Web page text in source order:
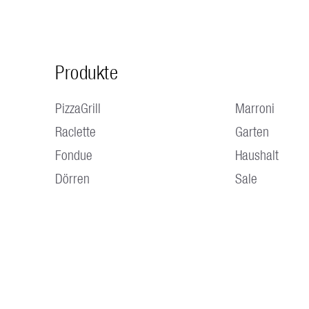
Produkte
PizzaGrill
Raclette
Fondue
Dörren
Marroni
Garten
Haushalt
Sale